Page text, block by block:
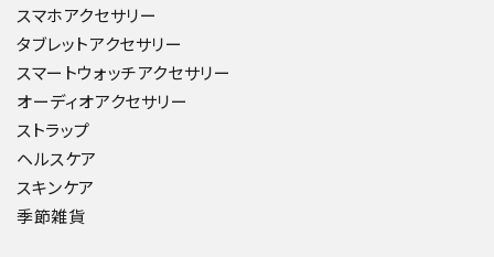
スマホアクセサリー
タブレットアクセサリー
スマートウォッチアクセサリー
オーディオアクセサリー
ストラップ
ヘルスケア
スキンケア
季節雑貨